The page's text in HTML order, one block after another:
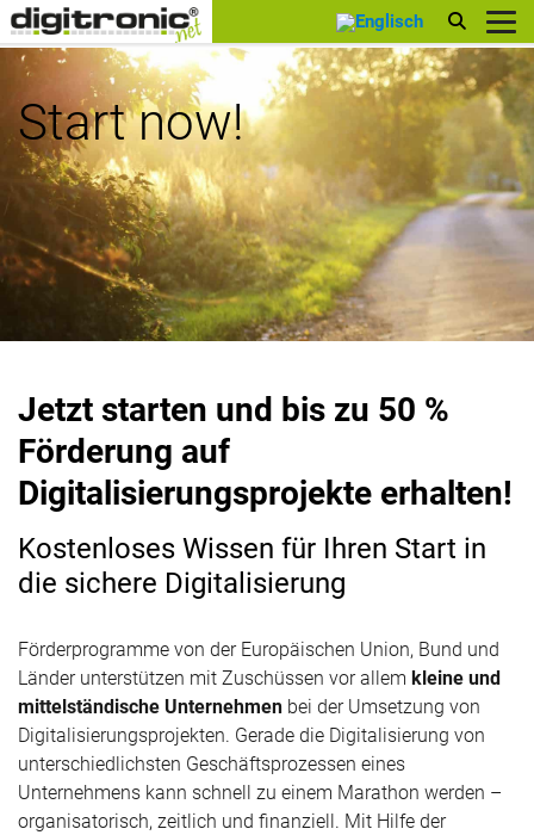
digitronic
Start now!
Jetzt starten und bis zu 50 %
Förderung auf
Digitalisierungsprojekte erhalten!
Kostenloses Wissen für Ihren Start in
die sichere Digitalisierung
Förderprogramme von der Europäischen Union, Bund und
Länder unterstützen mit Zuschüssen vor allem kleine und
mittelständische Unternehmen bei der Umsetzung von
Digitalisierungsprojekten. Gerade die Digitalisierung von
unterschiedlichsten Geschäftsprozessen eines
Unternehmens kann schnell zu einem Marathon werden –
organisatorisch, zeitlich und finanziell. Mit Hilfe der